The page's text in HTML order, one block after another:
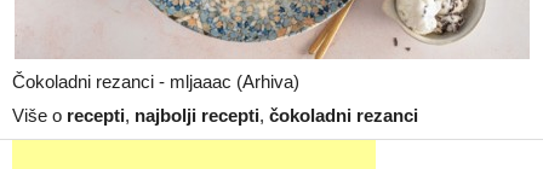
Čokoladni rezanci - mljaaac (Arhiva)
Više o recepti, najbolji recepti, čokoladni rezanci